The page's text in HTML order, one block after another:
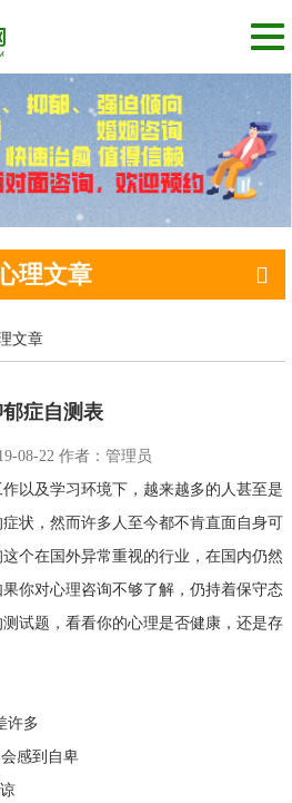
切
理文章
文章
症自测表
08-22 作者：管理员
以及学习环境下，越来越多的人甚至是
状，然而许多人至今都不肯直面自身可
个在国外异常重视的行业，在国内仍然
你对心理咨询不够了解，仍持着保守态
试题，看看你的心理是否健康，还是存
许多
感到自卑